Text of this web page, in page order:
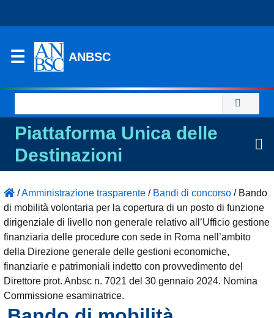
ANBSC
per:
Piattaforma Unica delle
Destinazioni
/Amministrazione trasparente / Bandi di concorso / Bando
di mobilità volontaria per la copertura di un posto di funzione
dirigenziale di livello non generale relativo all’Ufficio gestione
finanziaria delle procedure con sede in Roma nell’ambito
della Direzione generale delle gestioni economiche,
finanziarie e patrimoniali indetto con provvedimento del
Direttore prot. Anbsc n. 7021 del 30 gennaio 2024. Nomina
Commissione esaminatrice.